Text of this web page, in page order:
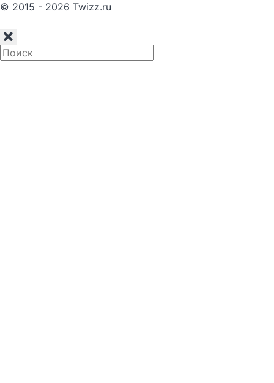
© 2015 - 2026 Twizz.ru